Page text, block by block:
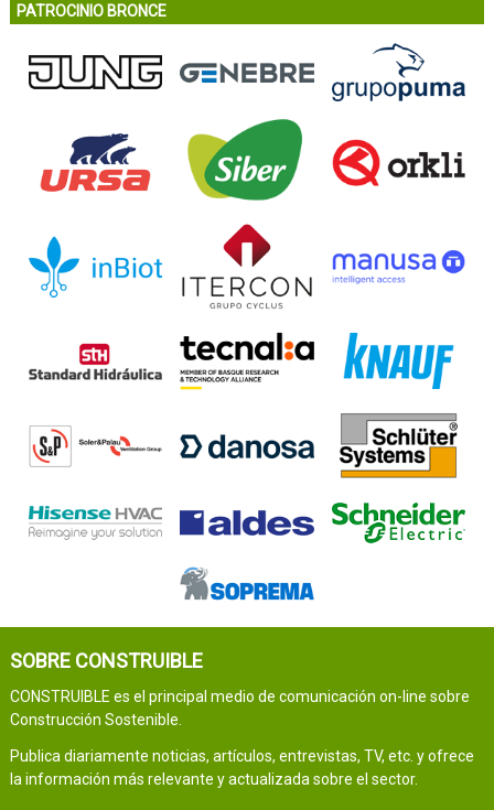
PATROCINIO BRONCE
SOBRE CONSTRUIBLE
CONSTRUIBLE es el principal medio de comunicación on-line sobre
Construcción Sostenible.
Publica diariamente noticias, artículos, entrevistas, TV, etc. y ofrece
la información más relevante y actualizada sobre el sector.